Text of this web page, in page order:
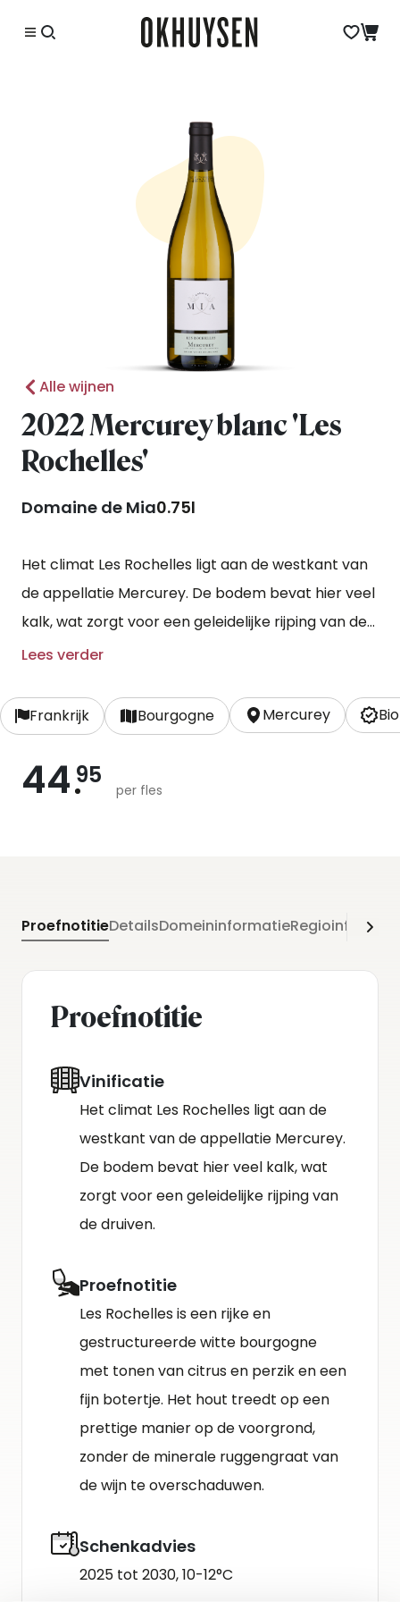
Alle wijnen
2022 Mercurey blanc 'Les
Rochelles'
Domaine de Mia0.75l
Het climat Les Rochelles ligt aan de westkant van
de appellatie Mercurey. De bodem bevat hier veel
kalk, wat zorgt voor een geleidelijke rijping van de
druiven.
Lees verder
Frankrijk Bourgogne Mercurey
44 95
per fles
ProefnotitieDetailsDomeininformatie
Proefnotitie
Vinificatie
Het climat Les Rochelles ligt aan de
westkant van de appellatie Mercurey.
De bodem bevat hier veel kalk, wat
zorgt voor een geleidelijke rijping van
de druiven.
Proefnotitie
Les Rochelles is een rijke en
gestructureerde witte bourgogne
met tonen van citrus en perzik en een
fijn botertje. Het hout treedt op een
prettige manier op de voorgrond,
zonder de minerale ruggengraat van
de wijn te overschaduwen.
Schenkadvies
2025 tot 2030, 10-12°C